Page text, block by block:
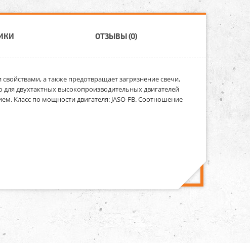
ОТЗЫВЫ (0)
а также предотвращает загрязнение свечи,
двухтактных высокопроизводительных двигателей
Класс по мощности двигателя: JASO-FB. Соотношение